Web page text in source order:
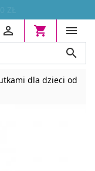




dla dzieci od